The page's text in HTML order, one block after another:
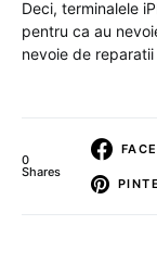
Deci, terminalele
pentru ca au
nevoie de
0
Shares